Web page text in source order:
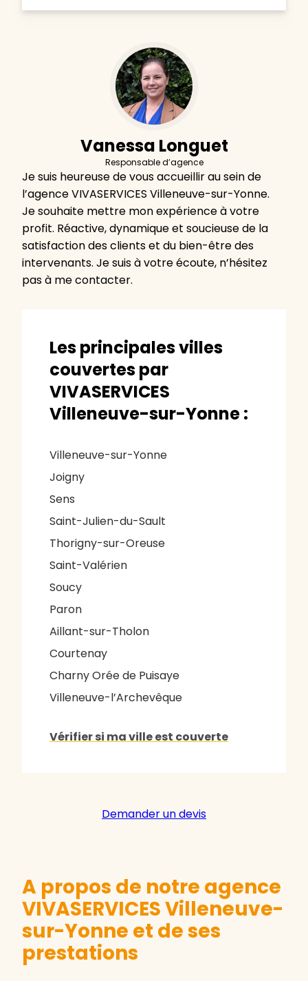
Vanessa Longuet
Responsable d’agence
Je suis heureuse de vous accueillir au sein de
l’agence VIVASERVICES Villeneuve-sur-Yonne.
Je souhaite mettre mon expérience à votre
profit. Réactive, dynamique et soucieuse de la
satisfaction des clients et du bien-être des
intervenants. Je suis à votre écoute, n’hésitez
pas à me contacter.
Les principales villes
couvertes par
VIVASERVICES
Villeneuve-sur-Yonne :
Villeneuve-sur-Yonne
Joigny
Sens
Saint-Julien-du-Sault
Thorigny-sur-Oreuse
Saint-Valérien
Soucy
Paron
Aillant-sur-Tholon
Courtenay
Charny Orée de Puisaye
Villeneuve-l’Archevêque
Vérifier si ma ville est couverte
Demander un devis
A propos de notre agence
VIVASERVICES Villeneuve-
sur-Yonne et de ses
prestations